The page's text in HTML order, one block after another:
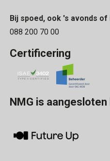
Bij spoed, ook 's avonds
088 200 70 00
Certificering
NMG is aangesloten